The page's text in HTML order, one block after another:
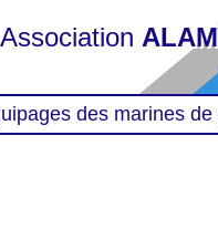
Association
des marines